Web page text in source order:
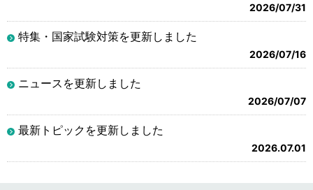
2026/07/31
特集・国家試験対策を更新しました
2026/07/16
ニュースを更新しました
2026/07/07
最新トピックを更新しました
2026.07.01